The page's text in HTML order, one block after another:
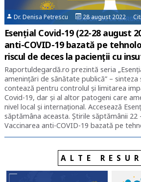
Dr. Denisa Petrescu 28 august 2022
Esențial Covid-19 (22-28 august
anti-COVID-19 bazată pe
riscul de deces la pacienții cu
Raportuldegardă.ro prezintă seria
amenințări de sănătate publică” –
contează pentru controlul și limitarea
Covid-19, dar și al altor patogeni care
nivel local și internațional. Accesează
săptămâna aceasta. Știrile săptămânii 22
Vaccinarea anti-COVID-19 bazată pe
ALTE